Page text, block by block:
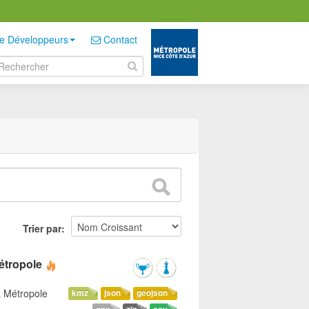
Développeurs Contact
Trier par
geojson
json
kmz
Métropole